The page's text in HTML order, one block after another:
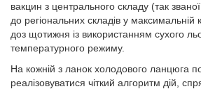
вакцин з центрального складу (так
до регіональних складів у максимальній
доз щотижня із використанням сухого
температурного режиму.
На кожній з ланок холодового ланцюга
реалізовуватися чіткий алгоритм дій,